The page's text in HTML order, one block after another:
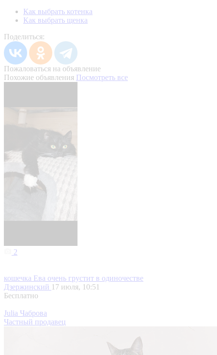
Как выбрать котенка
Как выбрать щенка
Поделиться:
Пожаловаться на объявление
Похожие объявления Посмотреть все
2
кошечка Ева очень грустит в одиночестве
Дзержинский 17 июля, 10:51
Бесплатно
Julia Чаброва
Частный продавец